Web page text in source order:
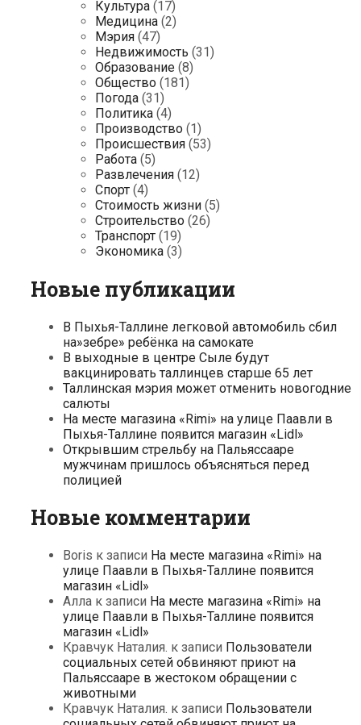
Культура (17)
Медицина (2)
Мэрия (47)
Недвижимость (31)
Образование (8)
Общество (181)
Погода (31)
Политика (4)
Производство (1)
Происшествия (53)
Работа (5)
Развлечения (12)
Спорт (4)
Стоимость жизни (5)
Строительство (26)
Транспорт (19)
Экономика (3)
Новые публикации
В Пыхья-Таллине легковой автомобиль сбил
на»зебре» ребёнка на самокате
В выходные в центре Сыле будут
вакцинировать таллинцев старше 65 лет
Таллинская мэрия может отменить новогодние
салюты
На месте магазина «Rimi» на улице Паавли в
Пыхья-Таллине появится магазин «Lidl»
Открывшим стрельбу на Пальяссааре
мужчинам пришлось объясняться перед
полицией
Новые комментарии
Boris к записи На месте магазина «Rimi» на
улице Паавли в Пыхья-Таллине появится
магазин «Lidl»
Алла к записи На месте магазина «Rimi» на
улице Паавли в Пыхья-Таллине появится
магазин «Lidl»
Кравчук Наталия. к записи Пользователи
социальных сетей обвиняют приют на
Пальяссааре в жестоком обращении с
животными
Кравчук Наталия. к записи Пользователи